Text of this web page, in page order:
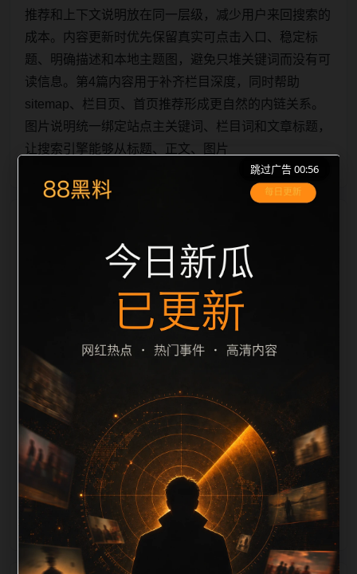
推荐和上下文说明放在同一层级，减少用户来回搜索的
成本。内容更新时优先保留真实可点击入口、稳定标
题、明确描述和本地主题图，避免只堆关键词而没有可
读信息。第4篇内容用于补齐栏目深度，同时帮助
sitemap、栏目页、首页推荐形成更自然的内链关系。
图片说明统一绑定站点主关键词、栏目词和文章标题，
让搜索引擎能够从标题、正文、图片
alt、title 之间识别一致主题。后续每日采集时，建议继
续执行远程图片本地化、坏图默认图兜底、标题去重和
description 长度过滤。如果同一主题下有多个相近页
面，应通过不同角度补充事件背景、访问场景、相关问
题或专题入口，降低站群页面之间的重复感。页面底部
保留同类推荐、上一篇下一篇和 sitemap 入口，保证重
要页面点击深度尽量控制在三次以内。正文维护时可按
用户搜索路径补充三类信息：入口是否稳定、同栏目还
有哪些可继续阅读、移动端打开时图片和摘要是否一
致。每次新增内容后同步检查标题、description、
canonical、主题图、alt、title和推荐链接，确保页面既
能被搜索
跳过广告 00:56